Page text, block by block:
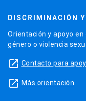
DISCRIMINACIÓN
Orientación y apoyo
género o violencia
launch Contacto para
launch Más orientación